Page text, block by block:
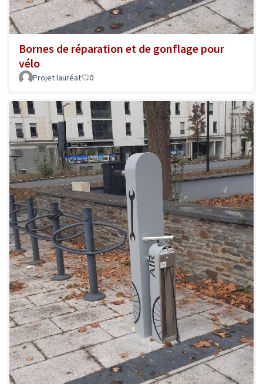
Bornes de réparation et de gonflage pour
vélo
Projet lauréat 0